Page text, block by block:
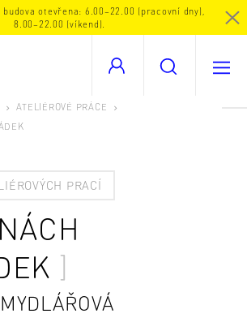
otevřena: 6.00–22.00 (pracovní dny),
8.00–22.00 (víkend).
ATELIÉROVÉ PRÁCE
PRACÍ